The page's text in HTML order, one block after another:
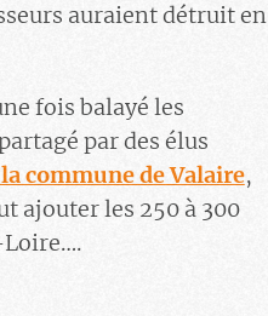
auraient détruit en
fois balayé les
par des élus
commune de Valaire,
ajouter les 250 à 300
Loire….